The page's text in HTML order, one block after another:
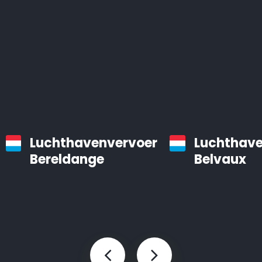
Luchthavenvervoer
Bereldange
Belvaux